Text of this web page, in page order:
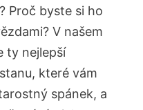
⁢Proč ​byste​ si ‍ho
V našem
ty nejlepší
které vám
spánek, a